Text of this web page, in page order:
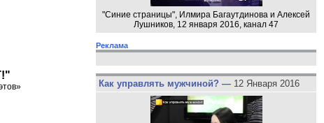
"Синие страницы", Илмира Багаутдинова и Алексей
Лушников, 12 января 2016, канал 47
Реклама
Как управлять мужчиной? — 12 Января 2016